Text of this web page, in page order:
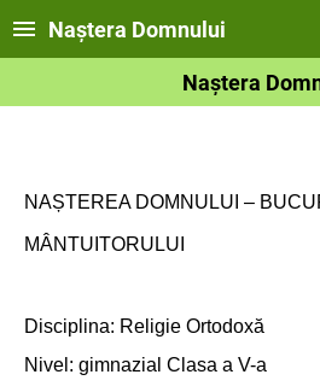
Naștera Domnului
Naștera
NAȘTEREA DOMNULUI –
MÂNTUITORULUI
Disciplina: Religie Ortodoxă
Nivel: gimnazial Clasa a V-a